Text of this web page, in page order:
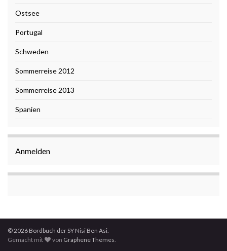
Ostsee
Portugal
Schweden
Sommerreise 2012
Sommerreise 2013
Spanien
Anmelden
© 2026 Bordbuch der SY Nisi Ben Asi.
Gemacht mit
von Graphene Themes